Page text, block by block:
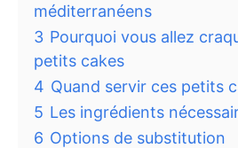
méditerranéens
3 Pourquoi vous allez
petits cakes
4 Quand servir ces petits
5 Les ingrédients
6 Options de substitution